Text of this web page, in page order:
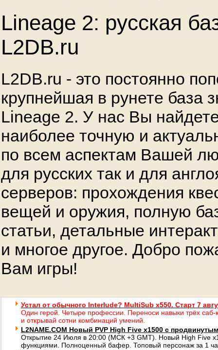
Lineage 2: русская
L2DB.ru
L2DB.ru - это постоянно
крупнейшая в рунете база
Lineage 2. У нас Вы
наиболее точную и
по всем аспектам Вашей
для русских так и для
серверов: прохождения
вещей и оружия, полную
статьи, детальные
и многое другое. Добро
Вам игры!
Устал от обычного Interlude? MultiSub x550. Старт 7
Один герой. Четыре профессии. Переноси навыки трёх саб-
и открывай сотни комбинаций умений.
L2NAME.COM Новый PVP High Five x1500 с
Открытие 24 Июля в 20:00 (МСК +3 GMT). Новый High Five
функциями. Полноценный бафер. Топовый персонаж за 1